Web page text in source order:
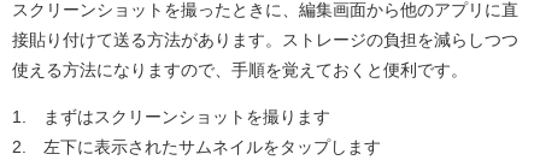
スクリーンショットを撮ったときに、編集画面から他のアプリに直
接貼り付けて送る方法があります。ストレージの負担を減らしつつ
使える方法になりますので、手順を覚えておくと便利です。
1. まずはスクリーンショットを撮ります
2. 左下に表示されたサムネイルをタップします